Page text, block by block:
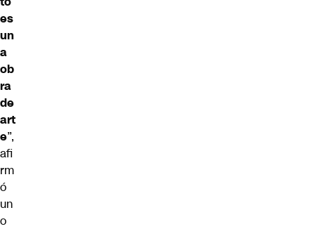
es
un
a
ob
ra
de
art
e”,
afi
rm
ó
un
o